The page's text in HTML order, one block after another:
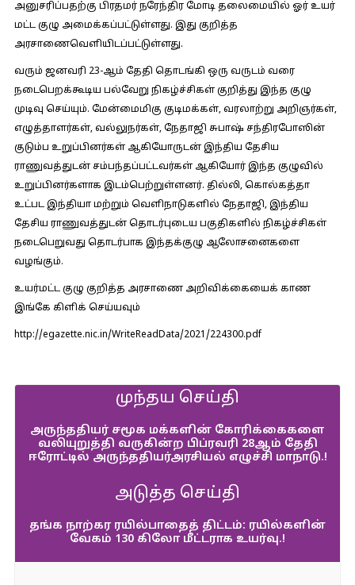
அனுசரிப்பதற்கு பிரதமர் நரேந்திர மோடி தலைமையில் ஓர் உயர்
மட்ட குழு அமைக்கப்பட்டுள்ளது. இது குறித்த
அரசாணைவெளியிடப்பட்டுள்ளது.
வரும் ஜனவரி 23-ஆம் தேதி தொடங்கி ஒரு வருடம் வரை
நடைபெறக்கூடிய பல்வேறு நிகழ்ச்சிகள் குறித்து இந்த குழு
முடிவு செய்யும். மேன்மைமிகு குடிமக்கள், வரலாற்று அறிஞர்கள்,
எழுத்தாளர்கள், வல்லுநர்கள், நேதாஜி சுபாஷ் சந்திரபோஸின்
குடும்ப உறுப்பினர்கள் ஆகியோருடன் இந்திய தேசிய
ராணுவத்துடன் சம்பந்தப்பட்டவர்கள் ஆகியோர் இந்த குழுவில்
உறுப்பினர்களாக இடம்பெற்றுள்ளனர். தில்லி, கொல்கத்தா
உட்பட இந்தியா மற்றும் வெளிநாடுகளில் நேதாஜி, இந்திய
தேசிய ராணுவத்துடன் தொடர்புடைய‌ பகுதிகளில் நிகழ்ச்சிகள்
நடைபெறுவது தொடர்பாக இந்தக்குழு ஆலோசனைகளை
வழங்கும்.
உயர்மட்ட குழு குறித்த அரசாணை அறிவிக்கையைக் காண
இங்கே கிளிக் செய்யவும்
http://egazette.nic.in/WriteReadData/2021/224300.pdf
முந்தய செய்தி
அருந்ததியர் சமூக மக்களின் கோரிக்கைகளை
வலியுறுத்தி வருகின்ற பிப்ரவரி 28ஆம் தேதி
ஈரோட்டில் அருந்ததியர்அரசியல் எழுச்சி மாநாடு.!
அடுத்த செய்தி
தங்க நாற்கர ரயில்பாதைத் திட்டம்: ரயில்களின்
வேகம் 130 கிலோ மீட்டராக உயர்வு.!